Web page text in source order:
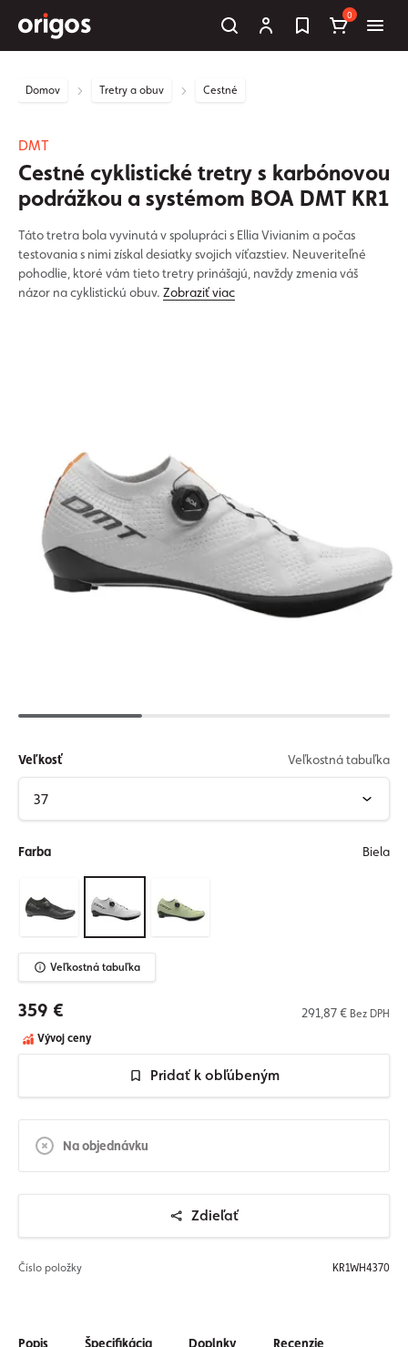
0
Domov Tretry a obuv Cestné
DMT
Cestné cyklistické tretry s karbónovou
podrážkou a systémom BOA DMT KR1
Táto tretra bola vyvinutá v spolupráci s Ellia Vivianim a počas
testovania s nimi získal desiatky svojich víťazstiev. Neuveriteľné
pohodlie, ktoré vám tieto tretry prinášajú, navždy zmenia váš
názor na cyklistickú obuv. Zobraziť viac
Veľkosť Veľkostná tabuľka
Farba Biela
Veľkostná tabuľka
359 € 291,87 € Bez DPH
Vývoj ceny
Pridať k obľúbeným
Na objednávku
Zdieľať
Číslo položky KR1WH4370
Popis Špecifikácia Doplnky Recenzie